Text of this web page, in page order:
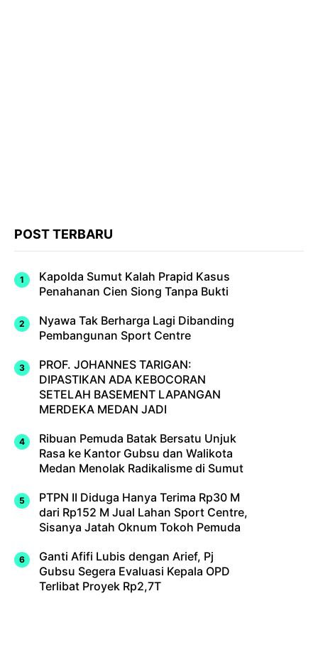
POST TERBARU
Kapolda Sumut Kalah Prapid Kasus
Penahanan Cien Siong Tanpa Bukti
Nyawa Tak Berharga Lagi Dibanding
Pembangunan Sport Centre
PROF. JOHANNES TARIGAN:
DIPASTIKAN ADA KEBOCORAN
SETELAH BASEMENT LAPANGAN
MERDEKA MEDAN JADI
Ribuan Pemuda Batak Bersatu Unjuk
Rasa ke Kantor Gubsu dan Walikota
Medan Menolak Radikalisme di Sumut
PTPN II Diduga Hanya Terima Rp30 M
dari Rp152 M Jual Lahan Sport Centre,
Sisanya Jatah Oknum Tokoh Pemuda
Ganti Afifi Lubis dengan Arief, Pj
Gubsu Segera Evaluasi Kepala OPD
Terlibat Proyek Rp2,7T